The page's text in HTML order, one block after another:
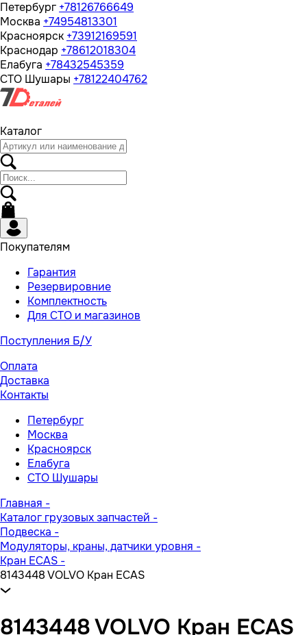
Петербург +78126766649
Москва +74954813301
Красноярск +73912169591
Краснодар +78612018304
Елабуга +78432545359
СТО Шушары +78122404762
Каталог
Покупателям
Гарантия
Резервировние
Комплектность
Для СТО и магазинов
Поступления Б/У
Оплата
Доставка
Контакты
Петербург
Москва
Красноярск
Елабуга
СТО Шушары
Главная -
Каталог грузовых запчастей -
Подвеска -
Модуляторы, краны, датчики уровня -
Кран ECAS -
8143448 VOLVO Кран ECAS
8143448 VOLVO Кран ECAS